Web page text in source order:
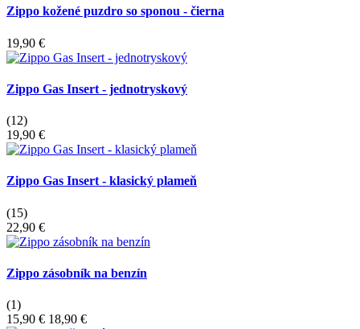
Zippo kožené puzdro so sponou - čierna
19,90 €
Zippo Gas Insert - jednotryskový
(12)
19,90 €
Zippo Gas Insert - klasický plameň
(15)
22,90 €
Zippo zásobník na benzín
(1)
15,90 € 18,90 €